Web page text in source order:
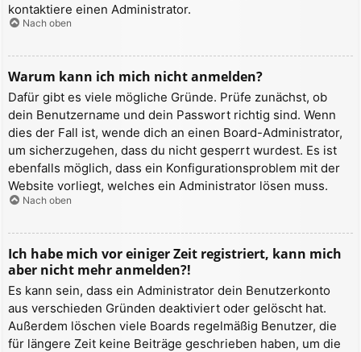
kontaktiere einen Administrator.
Nach oben
Warum kann ich mich nicht anmelden?
Dafür gibt es viele mögliche Gründe. Prüfe zunächst, ob
dein Benutzername und dein Passwort richtig sind. Wenn
dies der Fall ist, wende dich an einen Board-Administrator,
um sicherzugehen, dass du nicht gesperrt wurdest. Es ist
ebenfalls möglich, dass ein Konfigurationsproblem mit der
Website vorliegt, welches ein Administrator lösen muss.
Nach oben
Ich habe mich vor einiger Zeit registriert, kann mich
aber nicht mehr anmelden?!
Es kann sein, dass ein Administrator dein Benutzerkonto
aus verschieden Gründen deaktiviert oder gelöscht hat.
Außerdem löschen viele Boards regelmäßig Benutzer, die
für längere Zeit keine Beiträge geschrieben haben, um die